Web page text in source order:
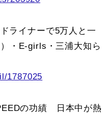
ライナーで5万人と一
・E-girls・三浦大知ら
1787025
の功績 日本中が熱